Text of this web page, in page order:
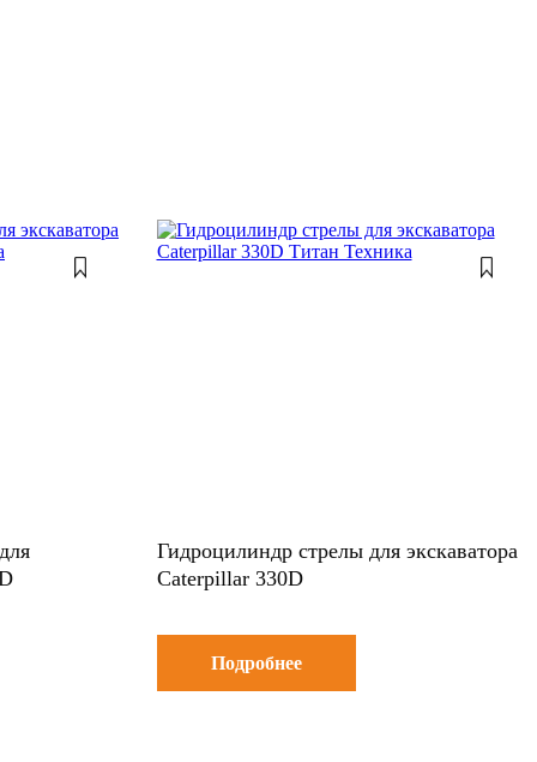
Гидроцилиндр стрелы для экскаватора
Caterpillar 330D
Подробнее